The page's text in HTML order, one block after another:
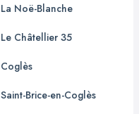
La Noë-Blanche
Le Châtellier 35
Coglès
Saint-Brice-en-Coglès